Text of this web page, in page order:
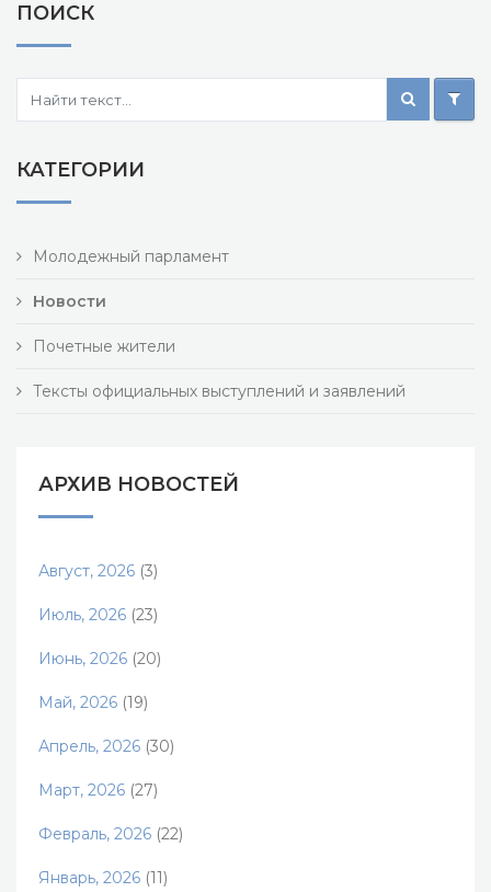
ПОИСК
КАТЕГОРИИ
Молодежный парламент
Новости
Почетные жители
Тексты официальных выступлений и заявлений
АРХИВ НОВОСТЕЙ
Август, 2026 (3)
Июль, 2026 (23)
Июнь, 2026 (20)
Май, 2026 (19)
Апрель, 2026 (30)
Март, 2026 (27)
Февраль, 2026 (22)
Январь, 2026 (11)